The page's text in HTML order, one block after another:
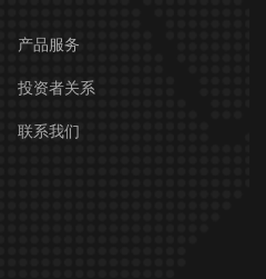
产品服务
投资者关系
联系我们